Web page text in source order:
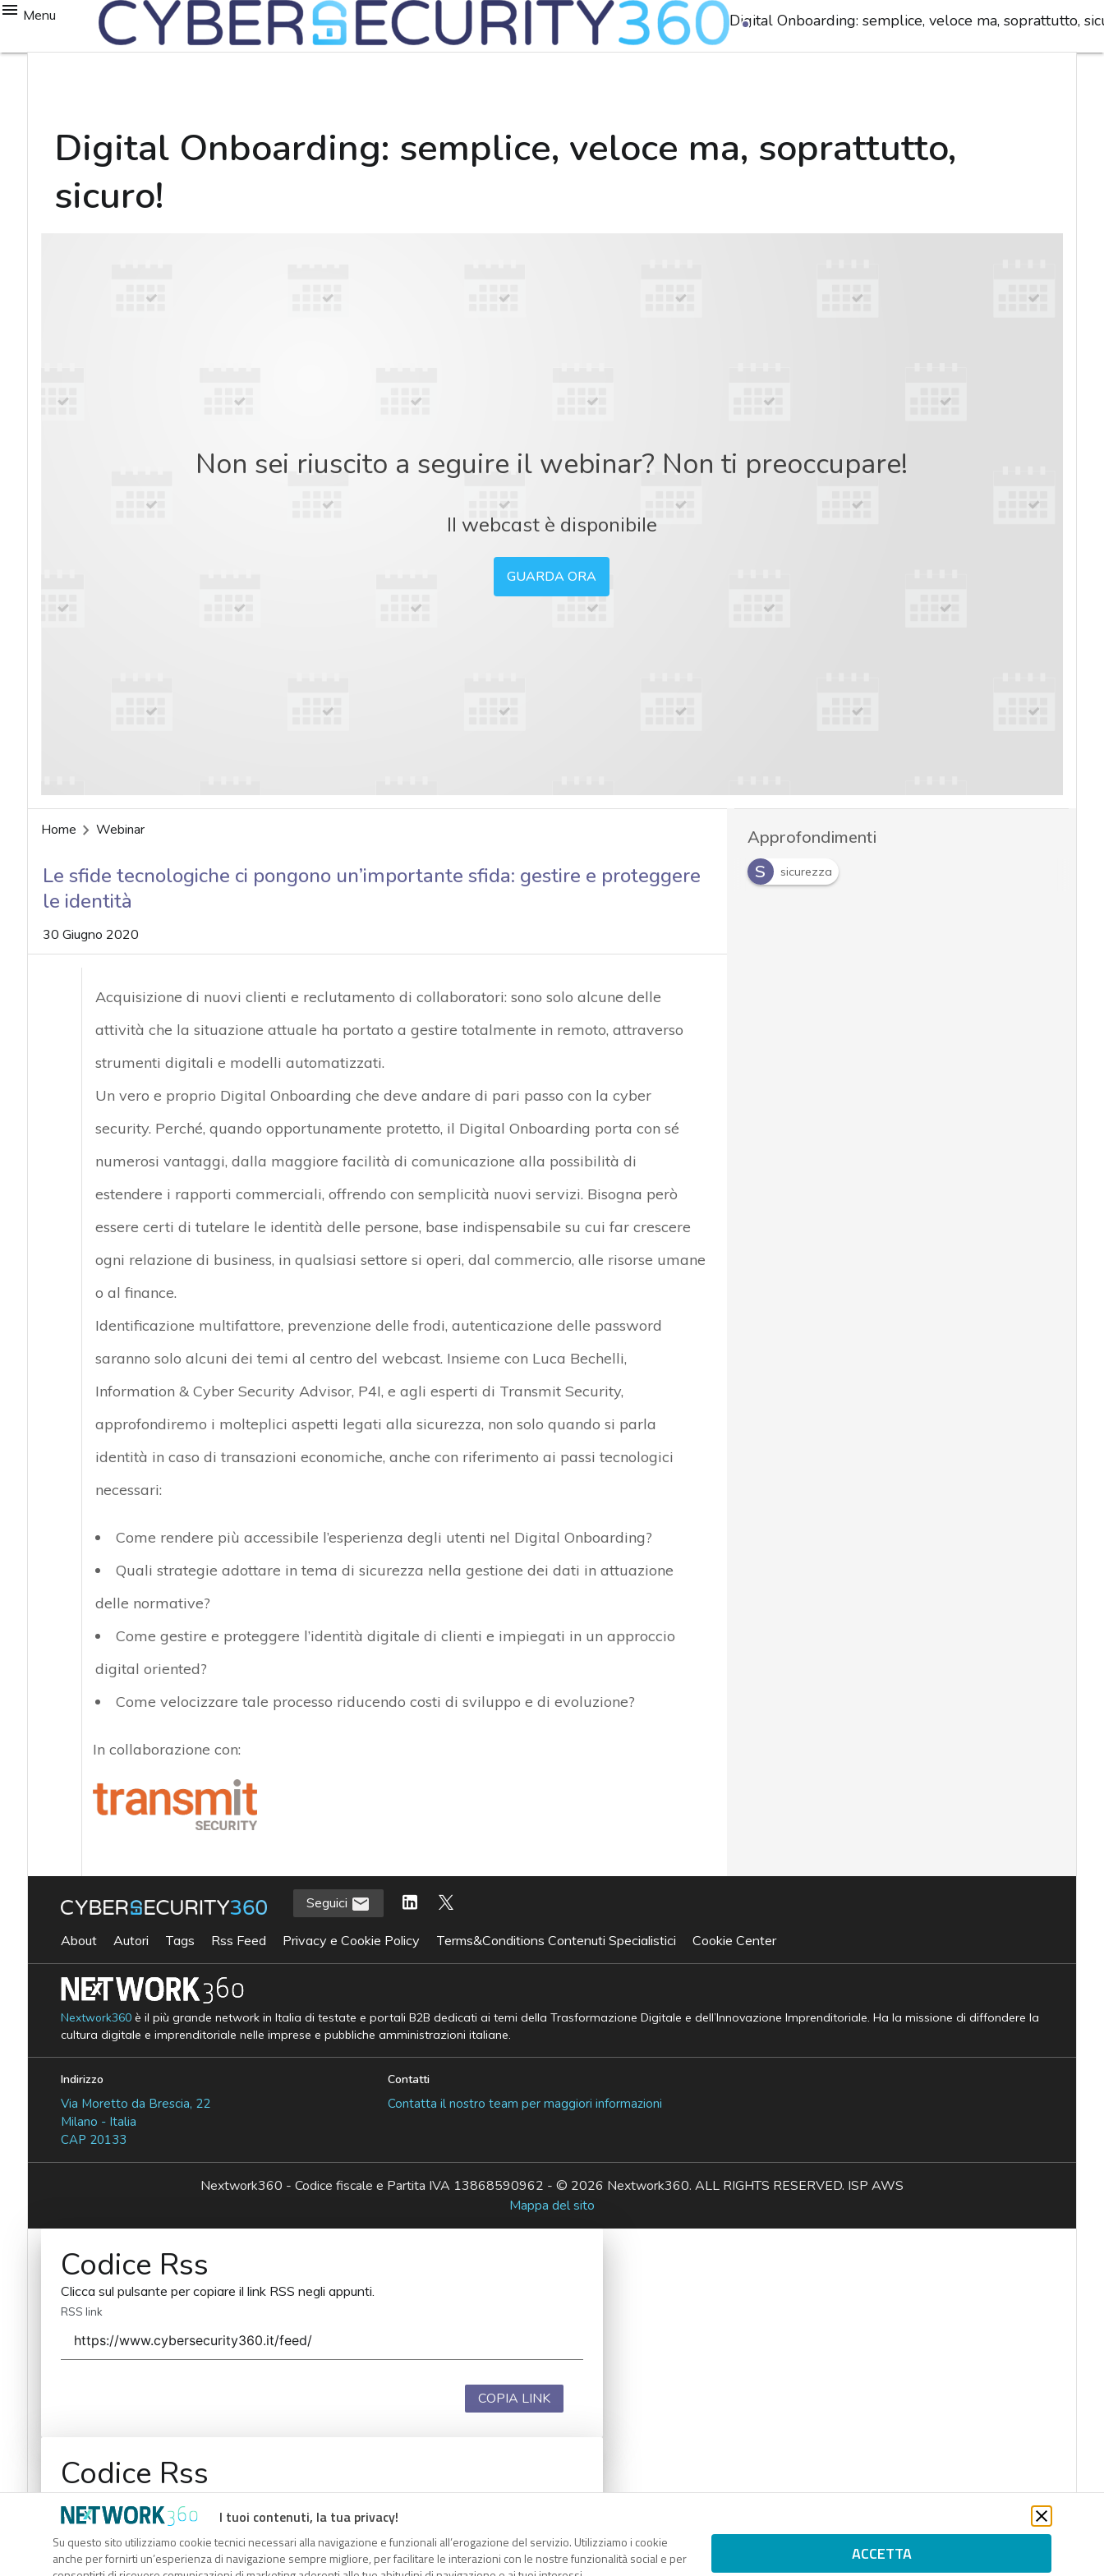
Menu Digital Onboarding: semplice, veloce ma, soprattutto,
Digital Onboarding: semplice, veloce ma, soprattutto,
sicuro!
Non sei riuscito a seguire il webinar? Non ti preoccupare!
Il webcast è disponibile
GUARDA ORA
Home Webinar
Le sfide tecnologiche ci pongono un’importante sfida: gestire e proteggere
le identità
30 Giugno 2020
Acquisizione di nuovi clienti e reclutamento di collaboratori: sono solo alcune delle
attività che la situazione attuale ha portato a gestire totalmente in remoto, attraverso
strumenti digitali e modelli automatizzati.
Un vero e proprio Digital Onboarding che deve andare di pari passo con la cyber
security. Perché, quando opportunamente protetto, il Digital Onboarding porta con sé
numerosi vantaggi, dalla maggiore facilità di comunicazione alla possibilità di
estendere i rapporti commerciali, offrendo con semplicità nuovi servizi. Bisogna però
essere certi di tutelare le identità delle persone, base indispensabile su cui far crescere
ogni relazione di business, in qualsiasi settore si operi, dal commercio, alle risorse umane
o al finance.
Identificazione multifattore, prevenzione delle frodi, autenticazione delle password
saranno solo alcuni dei temi al centro del webcast. Insieme con Luca Bechelli,
Information & Cyber Security Advisor, P4I, e agli esperti di Transmit Security,
approfondiremo i molteplici aspetti legati alla sicurezza, non solo quando si parla
identità in caso di transazioni economiche, anche con riferimento ai passi tecnologici
necessari:
Come rendere più accessibile l’esperienza degli utenti nel Digital Onboarding?
Quali strategie adottare in tema di sicurezza nella gestione dei dati in attuazione
delle normative?
Come gestire e proteggere l’identità digitale di clienti e impiegati in un approccio
digital oriented?
Come velocizzare tale processo riducendo costi di sviluppo e di evoluzione?
In collaborazione con:
Approfondimenti
S
sicurezza
I tuoi contenuti, la tua privacy!
Su questo sito utilizziamo cookie tecnici necessari alla navigazione e funzionali all’erogazione del servizio. Utilizziamo i cookie
anche per fornirti un’esperienza di navigazione sempre migliore, per facilitare le interazioni con le nostre funzionalità social e per
ACCETTA
Seguici
About Autori Tags Rss Feed Privacy e Cookie Policy Terms&Conditions Contenuti Specialistici Cookie Center
Nextwork360è il più grande network in Italia di testate e portali B2B dedicati ai temi della Trasformazione Digitale e dell’Innovazione Imprenditoriale. Ha la missione di diffondere la
cultura digitale e imprenditoriale nelle imprese e pubbliche amministrazioni italiane.
Indirizzo
Via Moretto da Brescia, 22
Milano - Italia
CAP 20133
Contatti
Contatta il nostro team per maggiori informazioni
Nextwork360 - Codice fiscale e Partita IVA 13868590962 - © 2026 Nextwork360. ALL RIGHTS RESERVED. ISP AWS
Mappa del sito
Codice Rss
Clicca sul pulsante per copiare il link RSS negli appunti.
RSS link
COPIA LINK
Codice Rss
RSS link